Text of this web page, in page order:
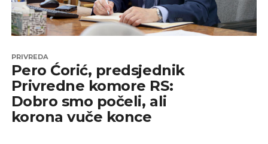
PRIVREDA
Pero Ćorić, predsjednik
Privredne komore RS:
Dobro smo počeli, ali
korona vuče konce